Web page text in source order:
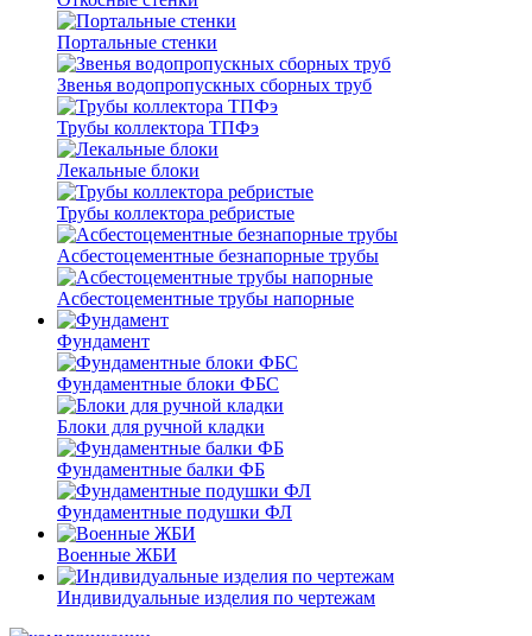
Портальные стенки
Звенья водопропускных сборных труб
Трубы коллектора ТПФэ
Лекальные блоки
Трубы коллектора ребристые
Асбестоцементные безнапорные трубы
Асбестоцементные трубы напорные
Фундамент
Фундаментные блоки ФБС
Блоки для ручной кладки
Фундаментные балки ФБ
Фундаментные подушки ФЛ
Военные ЖБИ
Индивидуальные изделия по чертежам